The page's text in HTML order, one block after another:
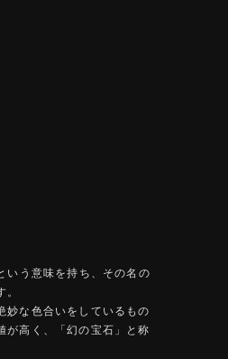
いう意味を持ち、その名の
妙な色合いをしているもの
が高く、「幻の宝石」と称